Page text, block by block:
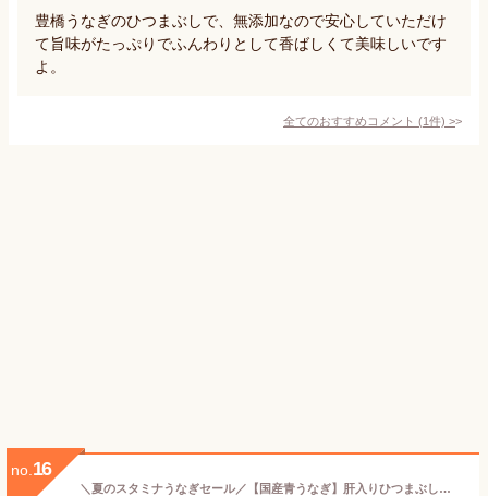
豊橋うなぎのひつまぶしで、無添加なので安心していただけ
て旨味がたっぷりでふんわりとして香ばしくて美味しいです
よ。
全てのおすすめコメント (1件) >
no. 16
＼夏のスタミナうなぎセール／【国産青うなぎ】肝入りひつまぶしセット 炭焼うな富士 うなぎ蒲焼き 肝焼き入り （カットうなぎ1パック80g×2パック・きざみうなぎ80g×2パック 肝焼5個×2袋 タレ・山椒付き）御歳暮 内祝い お祝い お取り寄せ